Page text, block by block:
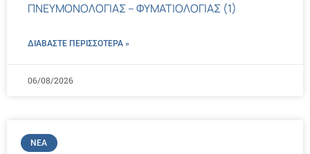
ΠΝΕΥΜΟΝΟΛΟΓΙΑΣ – ΦΥΜΑΤΙΟΛΟΓΙΑΣ (1)
ΔΙΑΒΑΣΤΕ ΠΕΡΙΣΣΌΤΕΡΑ »
06/08/2026
ΝΈΑ